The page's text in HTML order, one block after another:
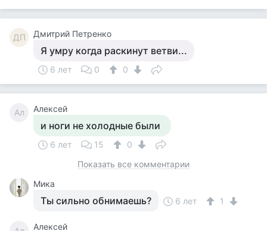
ДП Дмитрий Петренко
Я умру когда раскинут ветви...
6 лет 0 0
Ал Алексей
и ноги не холодные были
6 лет 15
0
Показать все комментарии
Мика
Ты сильно обнимаешь? 6 лет 1
Алексей